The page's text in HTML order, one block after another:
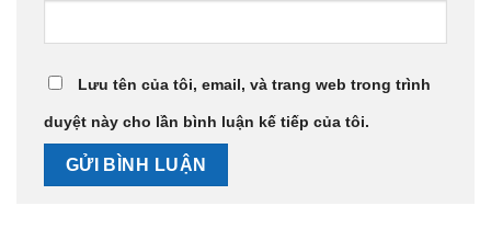
Lưu tên của tôi, email, và trang web trong trình
duyệt này cho lần bình luận kế tiếp của tôi.